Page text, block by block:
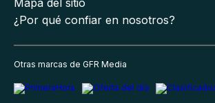
Mapa del sitio
¿Por qué confiar en nosotros?
Otras marcas de GFR Media